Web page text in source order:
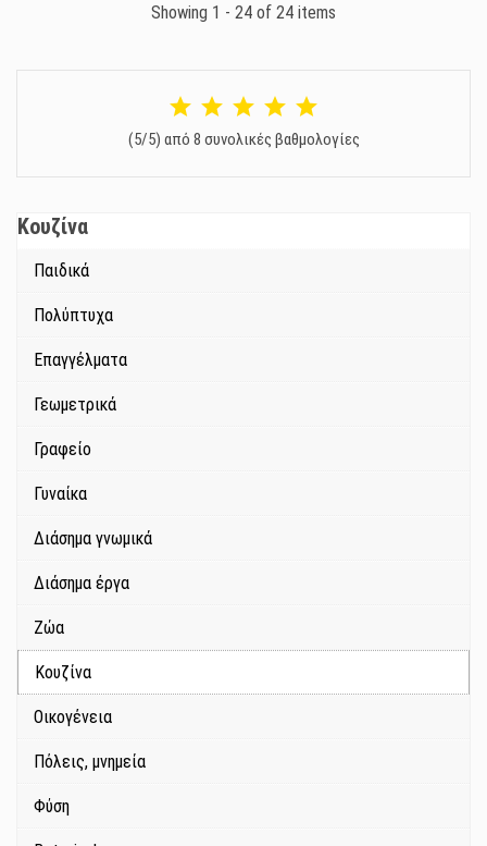
Showing 1 - 24 of 24 items
(5/5) από 8 συνολικές βαθμολογίες
Κουζίνα
Παιδικά
Πολύπτυχα
Επαγγέλματα
Γεωμετρικά
Γραφείο
Γυναίκα
Διάσημα γνωμικά
Διάσημα έργα
Ζώα
Κουζίνα
Οικογένεια
Πόλεις, μνημεία
Φύση